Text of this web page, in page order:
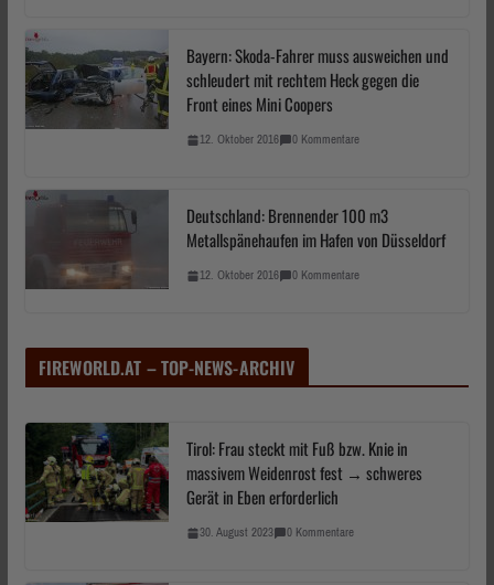
Bayern: Skoda-Fahrer muss ausweichen und
schleudert mit rechtem Heck gegen die
Front eines Mini Coopers
12. Oktober 2016 0 Kommentare
Deutschland: Brennender 100 m3
Metallspänehaufen im Hafen von Düsseldorf
12. Oktober 2016 0 Kommentare
FIREWORLD.AT – TOP-NEWS-ARCHIV
Tirol: Frau steckt mit Fuß bzw. Knie in
massivem Weidenrost fest → schweres
Gerät in Eben erforderlich
30. August 2023 0 Kommentare